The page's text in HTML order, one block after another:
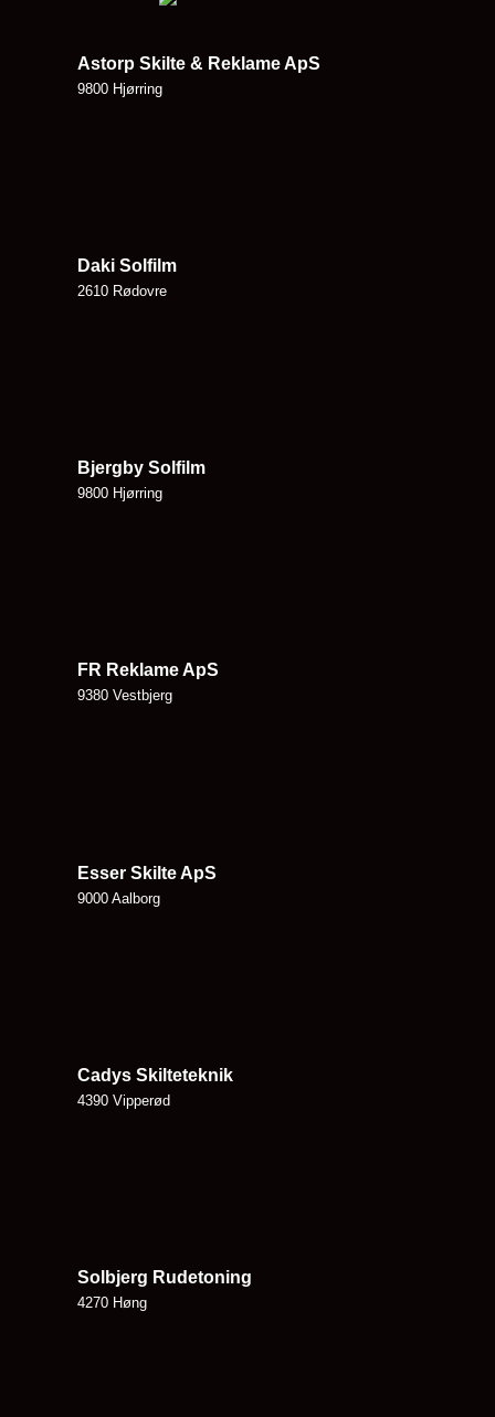
Astorp Skilte & Reklame ApS
9800 Hjørring
Daki Solfilm
2610 Rødovre
Bjergby Solfilm
9800 Hjørring
FR Reklame ApS
9380 Vestbjerg
Esser Skilte ApS
9000 Aalborg
Cadys Skilteteknik
4390 Vipperød
Solbjerg Rudetoning
4270 Høng